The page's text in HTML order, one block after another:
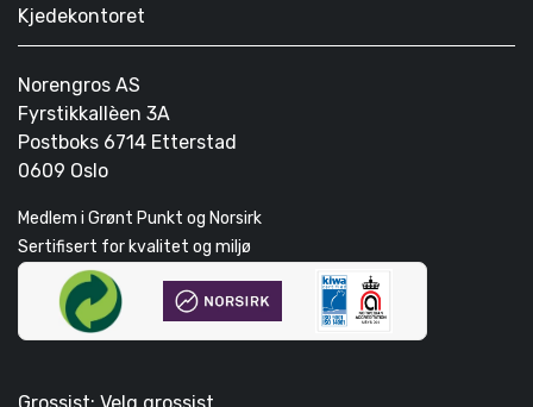
Kjedekontoret
Norengros AS
Fyrstikkallèen 3A
Postboks 6714 Etterstad
0609 Oslo
Medlem i Grønt Punkt og Norsirk
Sertifisert for kvalitet og miljø